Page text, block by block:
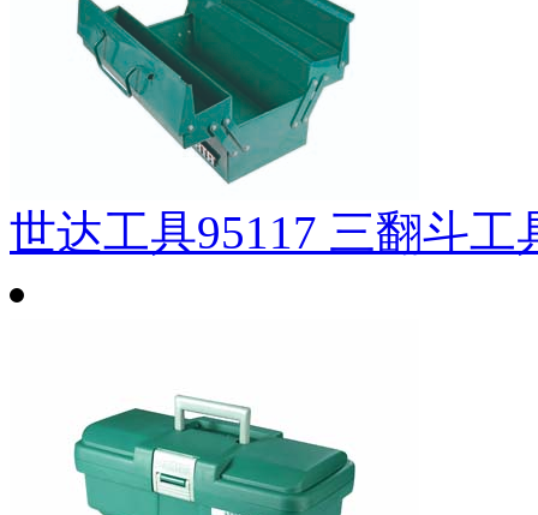
世达工具95117 三翻斗工